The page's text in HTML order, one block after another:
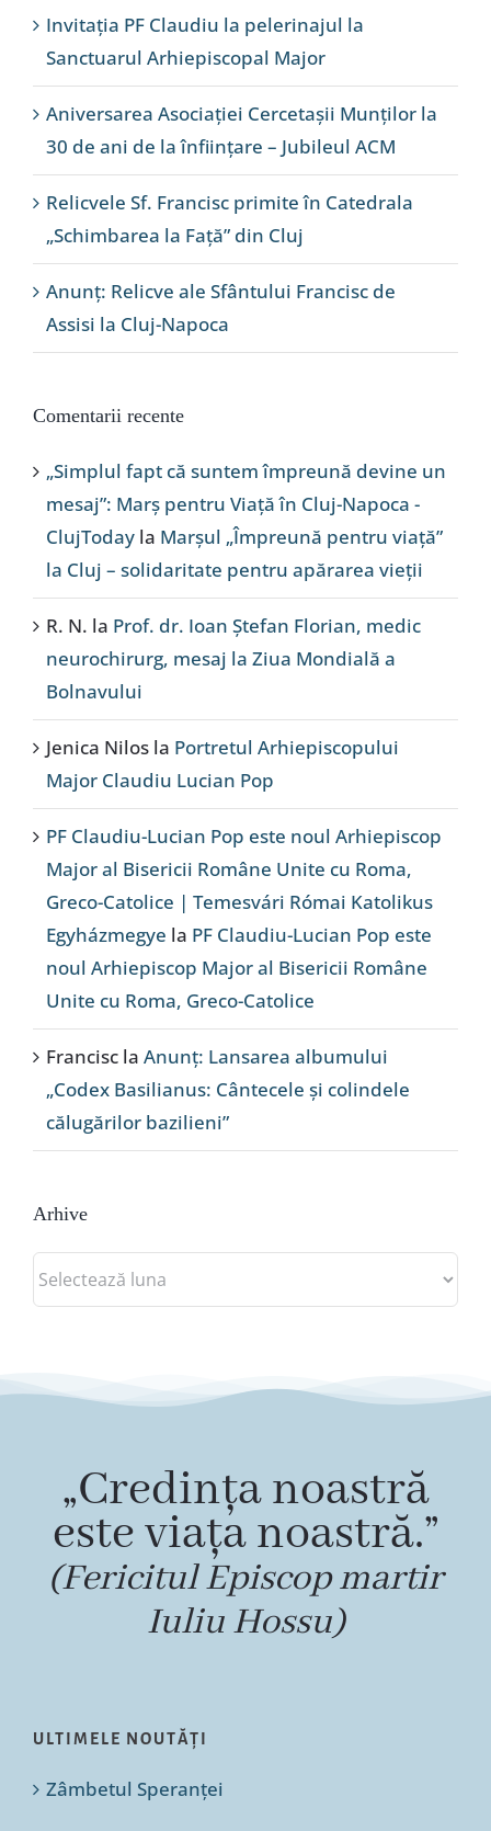
Invitația PF Claudiu la pelerinajul la
Sanctuarul Arhiepiscopal Major
Aniversarea Asociației Cercetașii Munților la
30 de ani de la înființare – Jubileul ACM
Relicvele Sf. Francisc primite în Catedrala
„Schimbarea la Față” din Cluj
Anunț: Relicve ale Sfântului Francisc de
Assisi la Cluj-Napoca
Comentarii recente
„Simplul fapt că suntem împreună devine un
mesaj”: Marș pentru Viață în Cluj-Napoca -
ClujToday la Marșul „Împreună pentru viață”
la Cluj – solidaritate pentru apărarea vieții
R. N. la Prof. dr. Ioan Ștefan Florian, medic
neurochirurg, mesaj la Ziua Mondială a
Bolnavului
Jenica Nilos la Portretul Arhiepiscopului
Major Claudiu Lucian Pop
PF Claudiu-Lucian Pop este noul Arhiepiscop
Major al Bisericii Române Unite cu Roma,
Greco-Catolice | Temesvári Római Katolikus
Egyházmegye la PF Claudiu-Lucian Pop este
noul Arhiepiscop Major al Bisericii Române
Unite cu Roma, Greco-Catolice
Francisc la Anunț: Lansarea albumului
„Codex Basilianus: Cântecele și colindele
călugărilor bazilieni”
Arhive
Arhive
„Credința noastră
este viața noastră.”
(Fericitul Episcop martir
Iuliu Hossu)
ULTIMELE NOUTĂȚI
Zâmbetul Speranței